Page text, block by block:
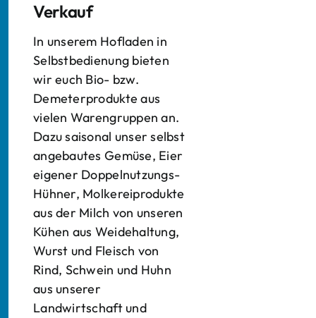
Verkauf
In unserem Hofladen in
Selbstbedienung bieten
wir euch Bio- bzw.
Demeterprodukte aus
vielen Warengruppen an.
Dazu saisonal unser selbst
angebautes Gemüse, Eier
eigener Doppelnutzungs-
Hühner, Molkereiprodukte
aus der Milch von unseren
Kühen aus Weidehaltung,
Wurst und Fleisch von
Rind, Schwein und Huhn
aus unserer
Landwirtschaft und